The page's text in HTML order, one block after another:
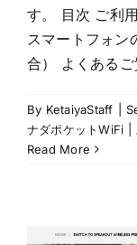
す。 目次 ご利
スマートフォン
合） よくある
By KetaiyaStaff
ナダポケットWiFi |
Read More